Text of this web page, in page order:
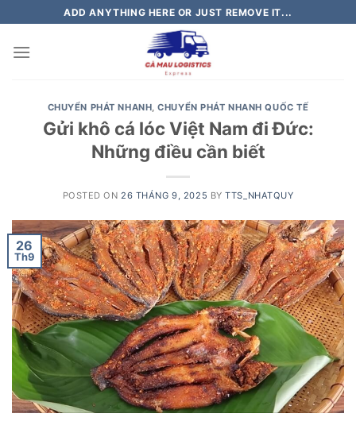
to
content
ADD ANYTHING HERE OR JUST REMOVE IT...
CHUYỂN PHÁT NHANH,CHUYỂN PHÁT NHANH QUỐC TẾ
Gửi khô cá lóc Việt Nam đi Đức:
Những điều cần biết
POSTED ON 26 THÁNG 9, 2025 BYTTS_NHATQUY
26
Th9